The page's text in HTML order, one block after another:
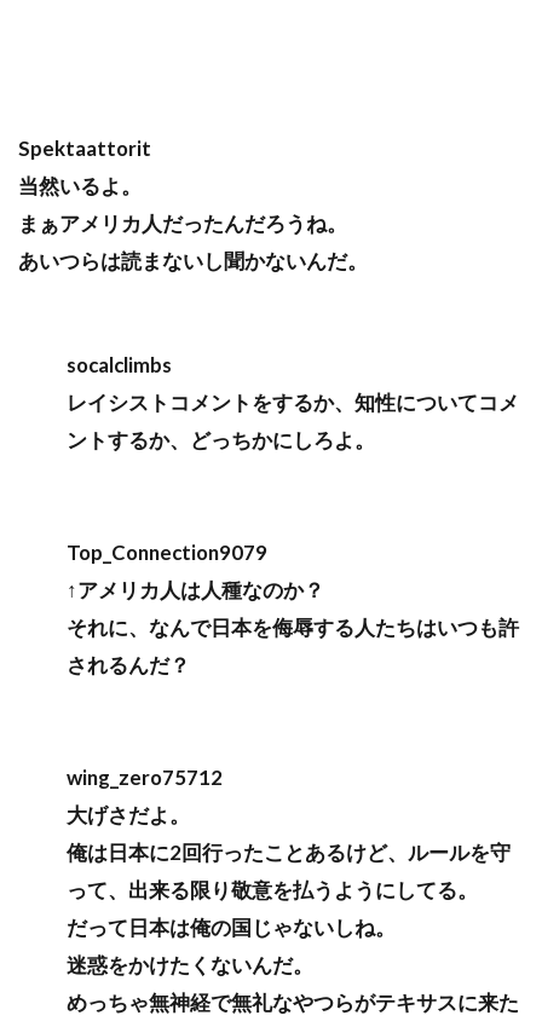
Spektaattorit
当然いるよ。
まぁアメリカ人だったんだろうね。
あいつらは読まないし聞かないんだ。
socalclimbs
レイシストコメントをするか、知性についてコメ
ントするか、どっちかにしろよ。
Top_Connection9079
↑アメリカ人は人種なのか？
それに、なんで日本を侮辱する人たちはいつも許
されるんだ？
wing_zero75712
大げさだよ。
俺は日本に2回行ったことあるけど、ルールを守
って、出来る限り敬意を払うようにしてる。
だって日本は俺の国じゃないしね。
迷惑をかけたくないんだ。
めっちゃ無神経で無礼なやつらがテキサスに来た